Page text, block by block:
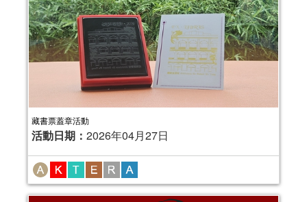
藏書票蓋章活動
活動日期： 2026年04月27日